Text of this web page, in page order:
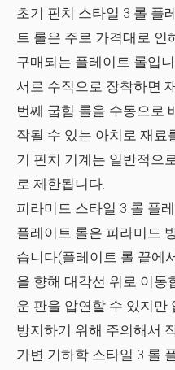
초기 핀치 스타일 3 롤 플
트 롤은 주로 가격대로 인
구매되는 플레이트 롤입
서로 수직으로 장착하면
번째 굽힘 롤을 수동으로
작될 수 있는 아치로 재료
기 핀치 기계는 일반적으
로 제한됩니다.
피라미드 스타일 3 롤 플
플레이트 롤은 피라미드
습니다(플레이트 롤 끝에
을 향해 대각선 위로 이동
운 판을 압연할 수 있지만
방지하기 위해 주의해서
가변 기하학 스타일 3 롤